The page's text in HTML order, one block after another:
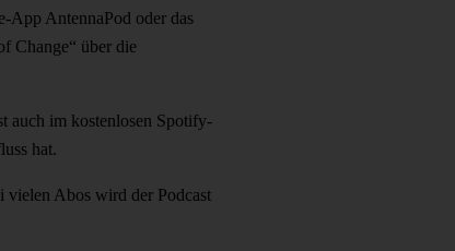
App AntennaPod oder das
Change“ über die
auch im kostenlosen Spotify-
hat.
vielen Abos wird der Podcast